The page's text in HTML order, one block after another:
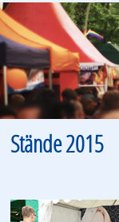
Stände 2015